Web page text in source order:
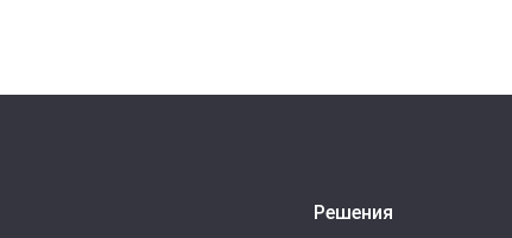
Решения